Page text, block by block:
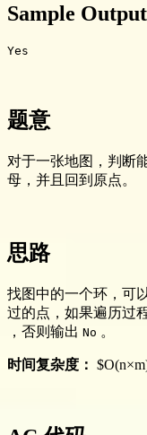
Sample Output
题意
对于一张地图，判断
母，并且回到原点。
思路
找图中的一个环，可
过的点，如果遍历过
，否则输出 No 。
时间复杂度：